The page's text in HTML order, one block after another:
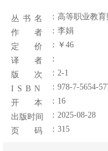
丛 书 名 ： 高等职业教
作 者
：李娟
定 价
：￥46
译 者
：
版 次
：2-1
I S B N
：978-7-5654-
开 本
：16
出版时间
：2025-08-28
页 码
：315